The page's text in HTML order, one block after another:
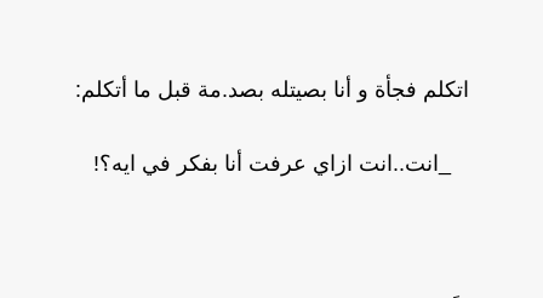
اتكلم فجأة و أنا بصيتله بصد.مة قبل ما أتكلم:
_انت..انت ازاي عرفت أنا بفكر في ايه؟!